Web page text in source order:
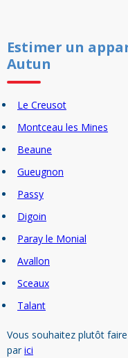
Estimer un
Autun
Le Creusot
Montceau les Mines
Beaune
Gueugnon
Passy
Digoin
Paray le Monial
Avallon
Sceaux
Talant
Vous souhaitez plutôt
parici